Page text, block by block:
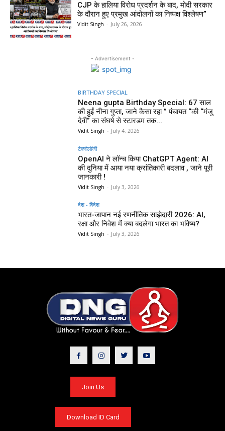
CJP के हालिया विरोध प्रदर्शन के बाद, मोदी सरकार
के दौरान हुए प्रमुख आंदोलनों का निष्पक्ष विश्लेषण”
Vidit Singh - July 26, 2026
- Advertisement -
BIRTHDAY SPECIAL
Neena gupta Birthday Special: 67 साल
की हुईं नीना गुप्ता, जाने कैसा रहा ” पंचायत “की “मंजु
देवी” का संघर्ष से स्टारडम तक...
Vidit Singh - July 4, 2026
टेक्नोलॉजी
OpenAI ने लॉन्च किया ChatGPT Agent: AI
की दुनिया में आया नया क्रांतिकारी बदलाव , जाने पूरी
जानकारी !
Vidit Singh - July 3, 2026
देश - विदेश
भारत-जापान नई रणनीतिक साझेदारी 2026: AI,
रक्षा और निवेश में क्या बदलेगा भारत का भविष्य?
Vidit Singh - July 3, 2026
Join Us
Download ID Card